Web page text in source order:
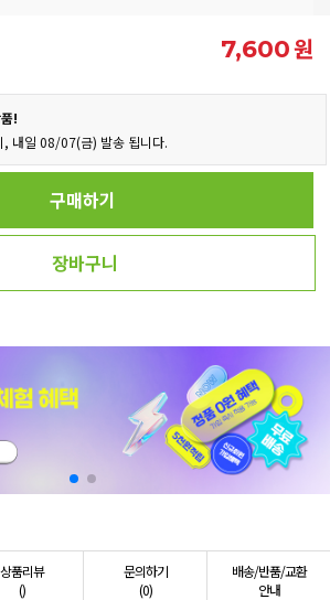
7,600원
!
, 내일 08/07(금) 발송 됩니다.
구매하기
장바구니
상품리뷰
()
문의하기
(0)
배송/반품/교환
안내